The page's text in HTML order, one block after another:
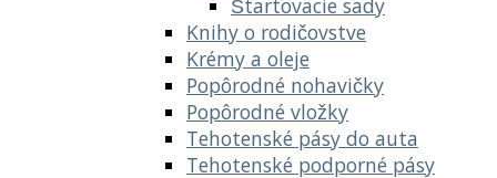
Štartovacie sady
Knihy o rodičovstve
Krémy a oleje
Popôrodné nohavičky
Popôrodné vložky
Tehotenské pásy do auta
Tehotenské podporné pásy